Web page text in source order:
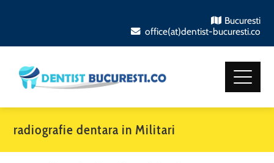
Bucuresti
office(at)dentist-bucuresti.co
radiografie dentara in Militari